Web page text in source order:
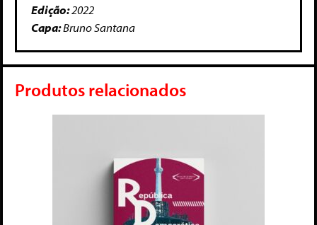
Edição:2022
Capa:Bruno Santana
Produtos relacionados